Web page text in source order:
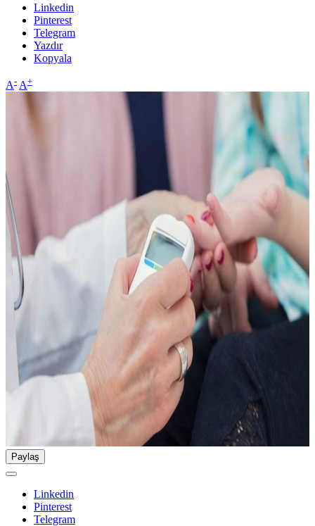
Linkedin
Pinterest
Telegram
Yazdır
Kopyala
A- A+
Paylaş
Linkedin
Pinterest
Telegram